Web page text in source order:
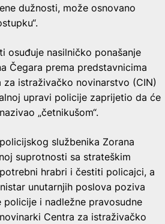
dužnosti, može osnovano
osuđuje nasilničko ponašanje
Čegara prema predstavnicima
istraživačko novinarstvo (CIN)
upravi policije zaprijetio da će
„četnikušom“.
službenika Zorana
suprotnosti sa strateškim
hrabri i čestiti policajci, a
unutarnjih poslova poziva
i nadležne pravosudne
Centra za istraživačko